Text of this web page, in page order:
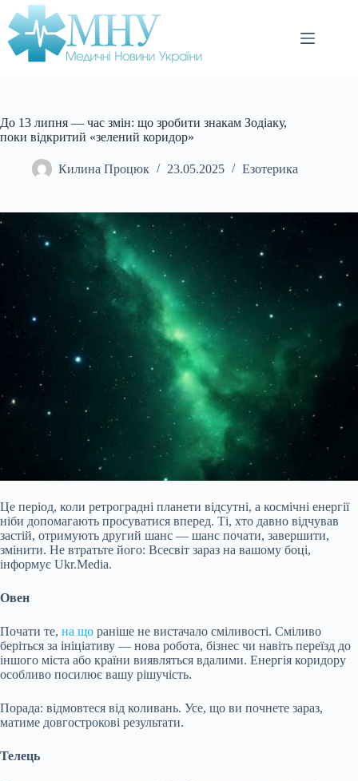
Перейти
до
вмісту
До 13 липня — час змін: що зробити знакам Зодіаку,
поки відкритий «зелений коридор»
Килина Процюк 23.05.2025 Езотерика
Це період, коли ретроградні планети відсутні, а космічні енергії
ніби допомагають просуватися вперед. Ті, хто давно відчував
застій, отримують другий шанс — шанс почати, завершити,
змінити. Не втратьте його: Всесвіт зараз на вашому боці,
інформує Ukr.Media.
Овен
Почати те, на що раніше не вистачало сміливості. Сміливо
беріться за ініціативу — нова робота, бізнес чи навіть переїзд до
іншого міста або країни виявляться вдалими. Енергія коридору
особливо посилює вашу рішучість.
Порада: відмовтеся від коливань. Усе, що ви почнете зараз,
матиме довгострокові результати.
Телець